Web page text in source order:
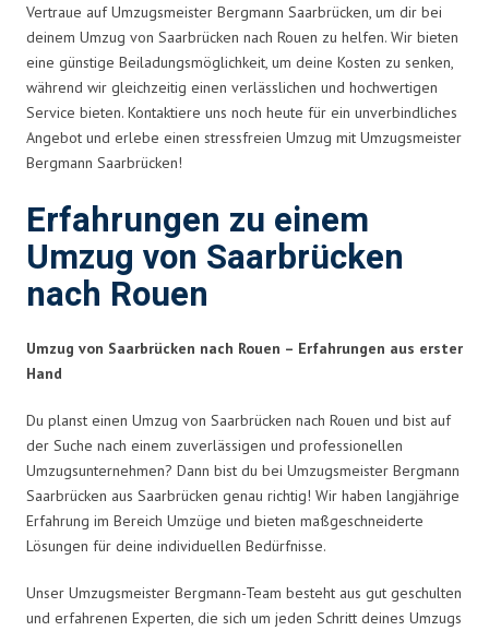
Vertraue auf Umzugsmeister Bergmann Saarbrücken, um dir bei
deinem Umzug von Saarbrücken nach Rouen zu helfen. Wir bieten
eine günstige Beiladungsmöglichkeit, um deine Kosten zu senken,
während wir gleichzeitig einen verlässlichen und hochwertigen
Service bieten. Kontaktiere uns noch heute für ein unverbindliches
Angebot und erlebe einen stressfreien Umzug mit Umzugsmeister
Bergmann Saarbrücken!
Erfahrungen zu einem
Umzug von Saarbrücken
nach Rouen
Umzug von Saarbrücken nach Rouen – Erfahrungen aus erster
Hand
Du planst einen Umzug von Saarbrücken nach Rouen und bist auf
der Suche nach einem zuverlässigen und professionellen
Umzugsunternehmen? Dann bist du bei Umzugsmeister Bergmann
Saarbrücken aus Saarbrücken genau richtig! Wir haben langjährige
Erfahrung im Bereich Umzüge und bieten maßgeschneiderte
Lösungen für deine individuellen Bedürfnisse.
Unser Umzugsmeister Bergmann-Team besteht aus gut geschulten
und erfahrenen Experten, die sich um jeden Schritt deines Umzugs